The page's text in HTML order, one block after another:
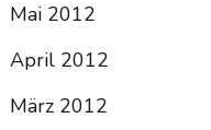
Mai 2012
April 2012
März 2012